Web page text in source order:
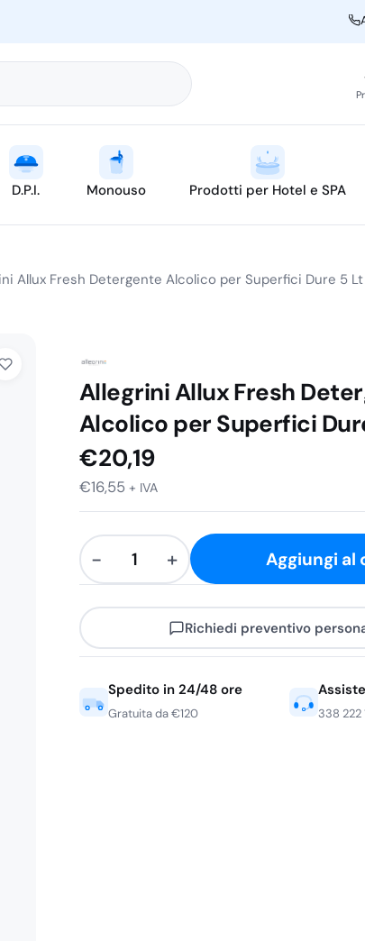
D.P.I. Monouso Prodotti per Hotel e SPA
Allux Fresh Detergente Alcolico per Superfici Dure 5 Lt
Allegrini Allux Fresh
Alcolico per Superfici
€20,19
€16,55 + IVA
Allegrini
Fresh
Detergente
Superfici
− + Aggiungi al
Richiedi preventivo
Spedito in 24/48 ore
Gratuita da €120 338 222